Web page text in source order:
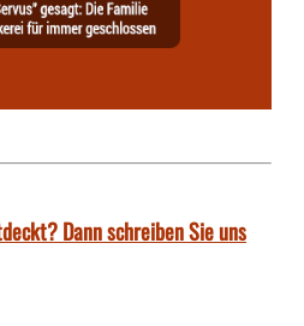
Dann schreiben Sie uns